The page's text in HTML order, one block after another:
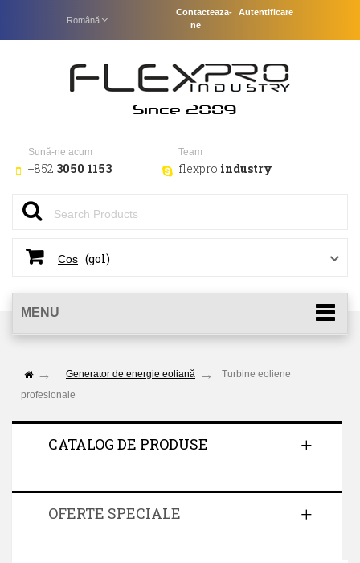
Autentificare
Română
Contacteaza-
ne
Sună-ne acum
+852 3050 1153
Team
flexpro.industry
Cos (gol)
MENU
Generator de energie eoliană
Turbine eoliene
profesionale
CATALOG DE PRODUSE
OFERTE SPECIALE